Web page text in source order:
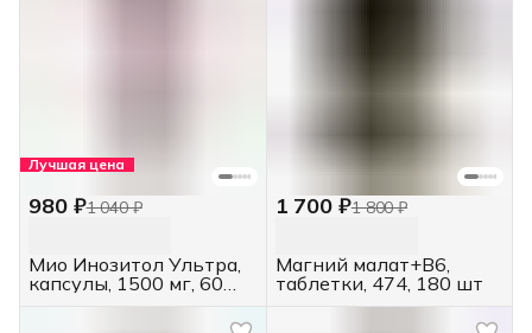
Лучшая цена
980 ₽1 040 ₽
Мио Инозитол Ультра,
капсулы, 1500 мг, 60
1 700 ₽1 800 ₽
Магний малат+В6,
таблетки, 474, 180 шт